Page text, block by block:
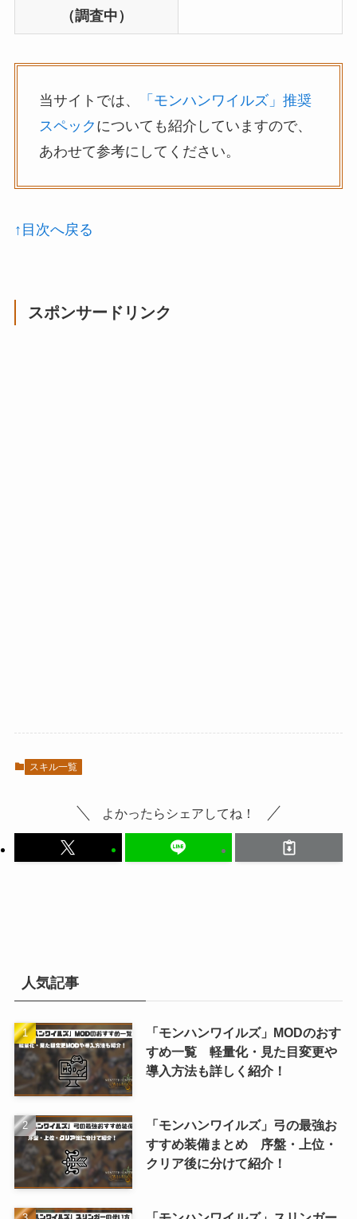
（調査中）
当サイトでは、
「モンハンワイルズ」推奨
スペック についても紹介していますので、
あわせて参考にしてください。
↑目次へ戻る
スポンサードリンク
スキル一覧
よかったらシェアしてね！
人気記事
「モンハンワイルズ」MODのおす
すめ一覧 軽量化・見た目変更や
導入方法も詳しく紹介！
「モンハンワイルズ」弓の最強お
すすめ装備まとめ 序盤・上位・
クリア後に分けて紹介！